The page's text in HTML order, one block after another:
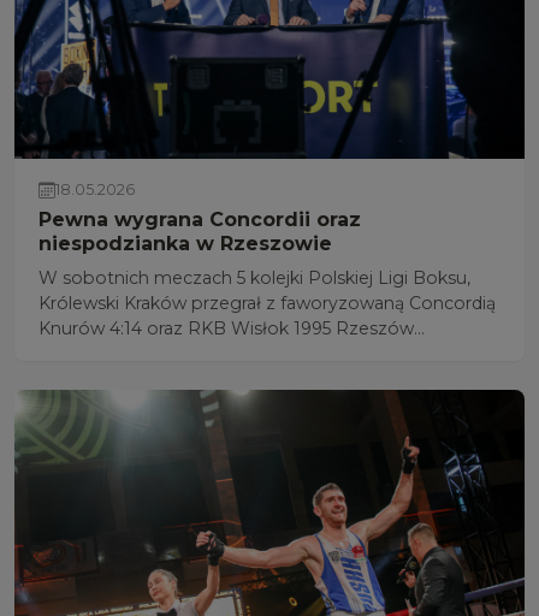
18.05.2026
Pewna wygrana Concordii oraz
niespodzianka w Rzeszowie
W sobotnich meczach 5 kolejki Polskiej Ligi Boksu,
Królewski Kraków przegrał z faworyzowaną Concordią
Knurów 4:14 oraz RKB Wisłok 1995 Rzeszów
CKB Potężnie Ciechocinek zmierzy się z RTX Golden
Team Nowy Sącz.